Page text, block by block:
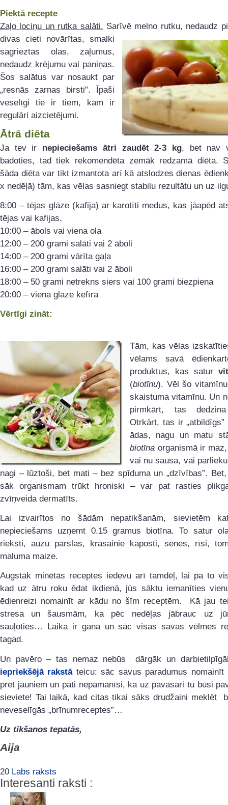
Piektā recepte
Zaļo lociņu un rutka salāti. Sarīvē melno rutku, nedaudz
divas cieti novārītas, smalki
sagrieztas olas, zaļumus,
nedaudz krējumu vai paniņas.
Šos salātus var nosaukt par
„resnās zarnas birsti”. Īpaši
veselīgi tie ir tiem, kam ir
regulāri aizcietējumi.
Ātrā diēta
Ja tev ir nepieciešams ātri zaudēt 2-3 kg, bet nav
badoties, tad tiek rekomendēta zemāk redzamā diēta.
šāda diēta var tikt izmantota arī kā atslodzes dienas
x nedēļā) tām, kas vēlas sasniegt stabilu rezultātu un uz
8:00 – tējas glāze (kafija) ar karotīti medus, kas jāapēd
tējas vai kafijas.
10:00 – ābols vai viena ola
12:00 – 200 grami salāti vai 2 āboli
14:00 – 200 grami vārīta gaļa
16:00 – 200 grami salāti vai 2 āboli
18:00 – 50 grami netrekns siers vai 100 grami biezpiena
20:00 – viena glāze kefīra
Vērtīgi zināt:
Tām, kas vēlas
vēlams savā
produktus, kas satur
(biotīnu). Vēl šo
skaistuma vitamīnu. Un
pirmkārt, tas
Otrkārt, tas ir „atbildīgs”
ādas, nagu un matu
biotīna organismā ir
vai nu sausa, vai
nagi – lūztoši, bet mati – bez spīduma un „dzīvības”.
sāk organismam trūkt hroniski – var pat rasties
zvīņveida dermatīts.
Lai izvairītos no šādām nepatikšanām, sievietēm
nepieciešams uzņemt 0.15 gramus biotīna. To satur
rieksti, auzu pārslas, krāsainie kāposti, sēnes, rīsi,
maluma maize.
Augstāk minētās receptes iedevu arī tamdēļ, lai pa to
kad uz ātru roku ēdat ikdienā, jūs sāktu iemanīties
ēdienreizi nomainīt ar kādu no šīm receptēm. Kā jau
stresa un šausmām, ka pēc nedēļas jābrauc uz
sauļoties… Laika ir gana un sāc visas savas vēlmes
tagad.
Un pavēro – tas nemaz nebūs dārgāk un
iepriekšējā rakstāteicu: sāc savus paradumus nomainīt
pret jauniem un pati nepamanīsi, ka uz pavasari tu būsi
sieviete! Tai laikā, kad citas tikai sāks drudžaini meklēt
neveselīgās „brīnumreceptes”…
Uz tikšanos tepatās,
Aija
20 Labs raksts
Interesanti raksti :